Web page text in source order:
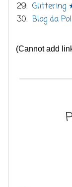
29. Glittering
30. Blog da
(Cannot add